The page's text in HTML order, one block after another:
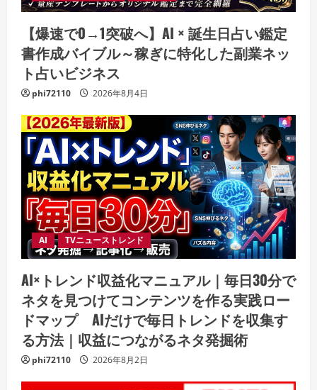
【爆速で0→1突破へ】AI × 誕生日占い鑑定
書作成バイブル～稼ぎに特化した副業ネッ
ト占いビジネス
phi72110 2026年8月4日
AI TVニューストレンド
AI×トレンド収益化マニュアル｜毎日30分で
ネタを見つけてコンテンツを作る実践ロー
ドマップ AIだけで毎日トレンドを収集す
る方法｜収益につながるネタ発掘術
phi72110 2026年8月2日